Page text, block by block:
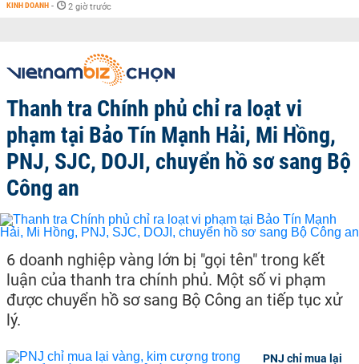
KINH DOANH - 2 giờ trước
Thanh tra Chính phủ chỉ ra loạt vi
phạm tại Bảo Tín Mạnh Hải, Mi Hồng,
PNJ, SJC, DOJI, chuyển hồ sơ sang Bộ
Công an
6 doanh nghiệp vàng lớn bị "gọi tên" trong kết
luận của thanh tra chính phủ. Một số vi phạm
được chuyển hồ sơ sang Bộ Công an tiếp tục xử
lý.
PNJ chỉ mua lại